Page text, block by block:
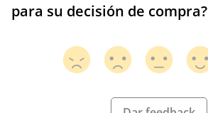
para su decisión de compra?